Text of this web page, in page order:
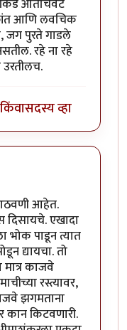
अतिचिवट
आणि लवचिक
पुरते गाडले
रहे ना रहे
किंवासदस्य व्हा
आहेत.
एखादा
भोक पाडून त्यात
द्यायचा. तो
काजवे
रस्त्यावर,
झगमताना
कान किटवणारी.